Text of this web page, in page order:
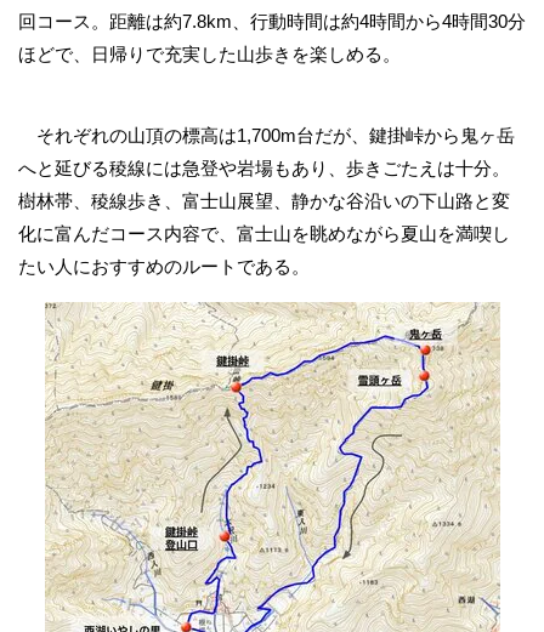
回コース。距離は約7.8km、行動時間は約4時間から4時間30分
ほどで、日帰りで充実した山歩きを楽しめる。
それぞれの山頂の標高は1,700m台だが、鍵掛峠から鬼ヶ岳
へと延びる稜線には急登や岩場もあり、歩きごたえは十分。
樹林帯、稜線歩き、富士山展望、静かな谷沿いの下山路と変
化に富んだコース内容で、富士山を眺めながら夏山を満喫し
たい人におすすめのルートである。